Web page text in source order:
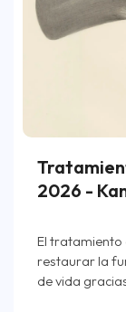
2026 -
El tratamiento
restaurar la